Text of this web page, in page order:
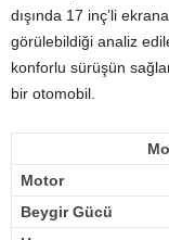
dışında 17 inç’li
görülebildiği analiz
konforlu sürüşün
bir otomobil.
Motor
Beygir Gücü